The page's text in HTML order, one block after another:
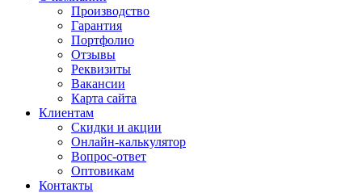
Производство
Гарантия
Портфолио
Отзывы
Реквизиты
Вакансии
Карта сайта
Клиентам
Скидки и акции
Онлайн-калькулятор
Вопрос-ответ
Оптовикам
Контакты